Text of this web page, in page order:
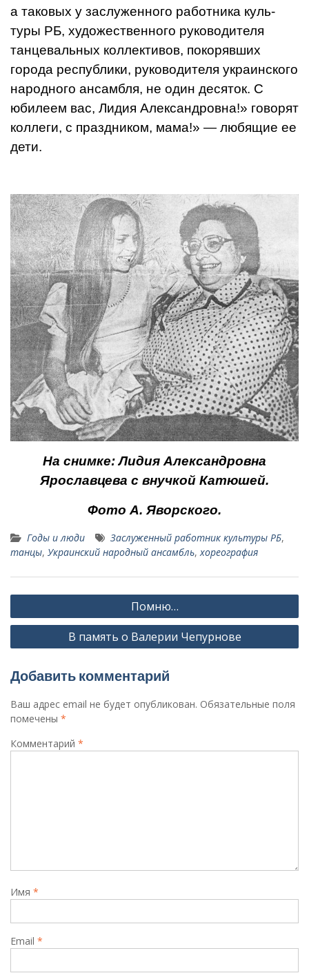
а таковых у заслуженного работника куль­
туры РБ, художественного руководителя
танцевальных коллективов, покоряв­ших
города республики, руководителя украинского
народного ансамбля, не один десяток. С
юбилеем вас, Лидия Александровна!» говорят
коллеги, с праздни­ком, мама!» — любящие ее
дети.
На снимке: Лидия Александровна
Ярославцева с внучкой Катюшей.
Фото А. Яворского.
Годы и люди Заслуженный работник куль­туры РБ,
танцы, Украинский народный ансамбль,хореография
Навигация
по
Помню…
В память о Валерии Чепурнове
Добавить комментарий
Ваш адрес email не будет опубликован. Обязательные поля
помечены *
Комментарий *
Имя *
Email *